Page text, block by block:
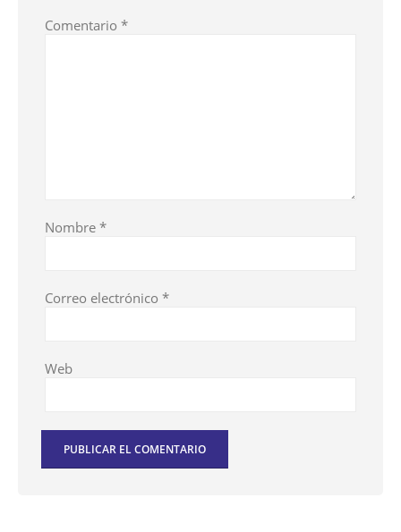
Comentario *
Nombre *
Correo electrónico *
Web